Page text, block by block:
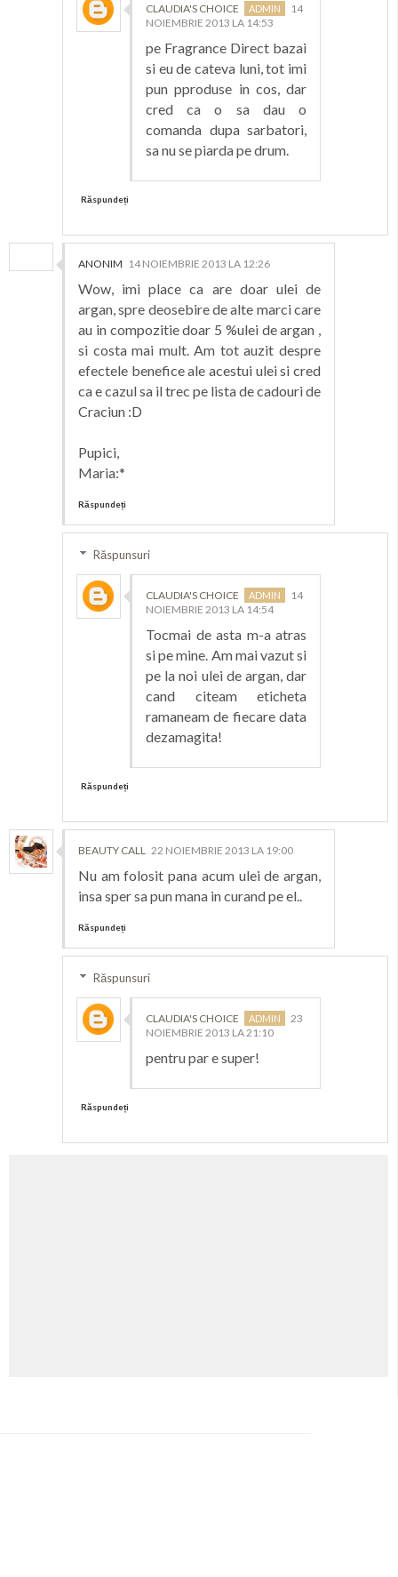
CLAUDIA'S CHOICE
14
NOIEMBRIE 2013 LA 14:53
pe Fragrance Direct bazai
si eu de cateva luni, tot imi
pun pproduse in cos, dar
cred ca o sa dau o
comanda dupa sarbatori,
sa nu se piarda pe drum.
Răspundeți
ANONIM 14 NOIEMBRIE 2013 LA 12:26
Wow, imi place ca are doar ulei de
argan, spre deosebire de alte marci care
au in compozitie doar 5 %ulei de argan ,
si costa mai mult. Am tot auzit despre
efectele benefice ale acestui ulei si cred
ca e cazul sa il trec pe lista de cadouri de
Craciun :D
Pupici,
Maria:*
Răspundeți
Răspunsuri
CLAUDIA'S CHOICE
14
NOIEMBRIE 2013 LA 14:54
Tocmai de asta m-a atras
si pe mine. Am mai vazut si
pe la noi ulei de argan, dar
cand citeam eticheta
ramaneam de fiecare data
dezamagita!
Răspundeți
BEAUTY CALL 22 NOIEMBRIE 2013 LA 19:00
Nu am folosit pana acum ulei de argan,
insa sper sa pun mana in curand pe el..
Răspundeți
Răspunsuri
CLAUDIA'S CHOICE
23
NOIEMBRIE 2013 LA 21:10
pentru par e super!
Răspundeți